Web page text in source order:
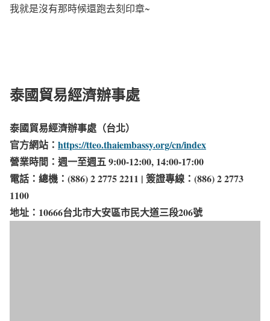
我就是沒有那時候還跑去刻印章~
泰國貿易經濟辦事處
泰國貿易經濟辦事處（台北）
官方網站： https://tteo.thaiembassy.org/cn/index
營業時間：週一至週五 9:00-12:00, 14:00-17:00
電話：總機：(886) 2 2775 2211 | 簽證專線：(886) 2 2773
1100
地址：10666台北市大安區市民大道三段206號